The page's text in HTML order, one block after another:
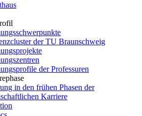
der TU Braunschweig
der Professuren
in den frühen Phasen der
Karriere